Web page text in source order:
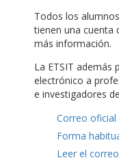
Todos los
tienen una cuenta
más información.
La ETSIT además
electrónico a
e investigadores
Correo oficial
Forma
Leer el